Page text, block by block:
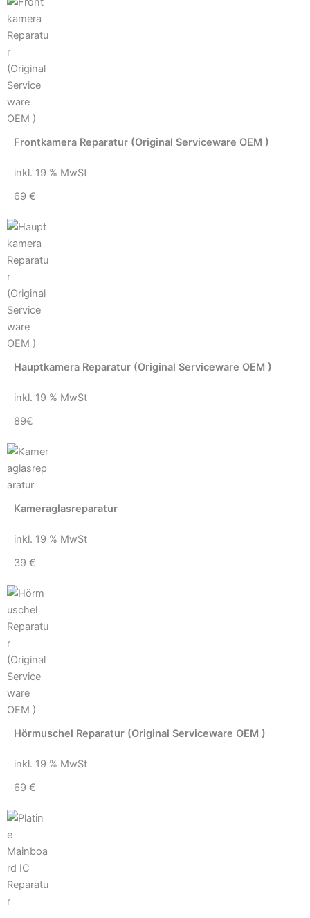
Frontkamera Reparatur (Original Serviceware OEM )
inkl. 19 % MwSt
69 €
Hauptkamera Reparatur (Original Serviceware OEM )
inkl. 19 % MwSt
89€
Kameraglasreparatur
inkl. 19 % MwSt
39 €
Hörmuschel Reparatur (Original Serviceware OEM )
inkl. 19 % MwSt
69 €